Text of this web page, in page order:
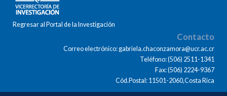
Regresar al Portal de la Investigación
Contacto
Correo electrónico: gabriela.chaconzamora@ucr.ac.cr
Teléfono: (506) 2511-1341
Fax: (506) 2224-9367
Cód.Postal: 11501-2060,Costa Rica